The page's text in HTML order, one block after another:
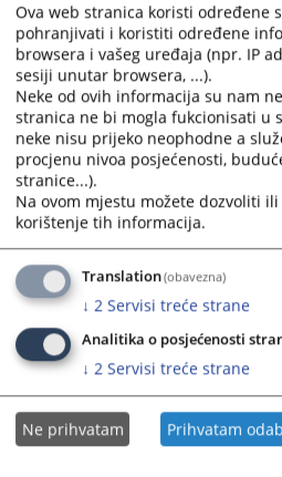
adrese:
Podnesene prijave će se smatrati
navoda u izvještaju u smislu
Zakona o VSTS-u BiH, na osnovu
inicirati sprovođenje dodatne
60 dana od dana podnošenja,
dostavljena informacija o
1558
Prateći dokumenti
Dopis 15-09-10-929-2/2026
Uputstvo o načinu
Ova web stranica koristi određene
pohranjivati i koristiti određene
browsera i vašeg uređaja (npr. IP
sesiji unutar browsera, ...).
Neke od ovih informacija su nam
stranica ne bi mogla fukcionisati u
neke nisu prijeko neophodne a
procjenu nivoa posjećenosti,
stranice...).
Na ovom mjestu možete dozvoliti
korištenje tih informacija.
Translation(obavezna)
↓ 2 Servisi treće strane
Analitika o posjećenosti
↓ 2 Servisi treće strane
Ne prihvatam Prihvatam